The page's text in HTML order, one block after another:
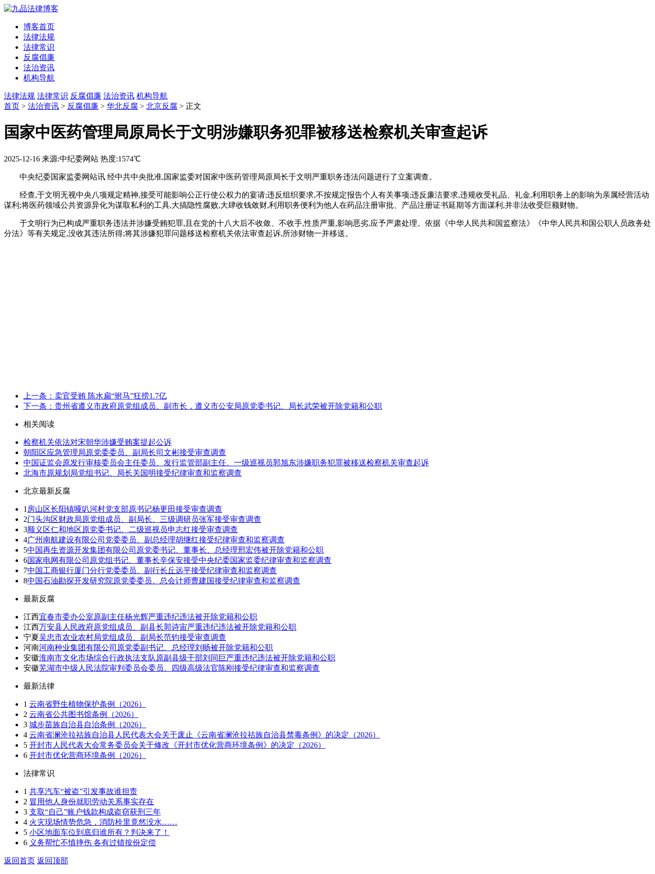
博客首页
法律法规
法律常识
反腐倡廉
法治资讯
机构导航
法律法规 法律常识 反腐倡廉 法治资讯 机构导航
首页 > 法治资讯 > 反腐倡廉 > 华北反腐 > 北京反腐 > 正文
国家中医药管理局原局长于文明涉嫌职务犯罪被移送检察机关审查起诉
2025-12-16 来源:中纪委网站 热度:1574℃
中央纪委国家监委网站讯 经中共中央批准,国家监委对国家中医药管理局原局长于文明严重职务违法问题进行了立案调查。
经查,于文明无视中央八项规定精神,接受可能影响公正行使公权力的宴请;违反组织要求,不按规定报告个人有关事项;违反廉洁要求,违规收受礼品、礼金,利用职务上的影响为亲属经营活动
谋利;将医药领域公共资源异化为谋取私利的工具,大搞隐性腐败,大肆收钱敛财,利用职务便利为他人在药品注册审批、产品注册证书延期等方面谋利,并非法收受巨额财物。
于文明行为已构成严重职务违法并涉嫌受贿犯罪,且在党的十八大后不收敛、不收手,性质严重,影响恶劣,应予严肃处理。依据《中华人民共和国监察法》《中华人民共和国公职人员政务处
分法》等有关规定,没收其违法所得;将其涉嫌犯罪问题移送检察机关依法审查起诉,所涉财物一并移送。
上一条：卖官受贿 陈水扁“驸马”狂捞1.7亿
下一条：贵州省遵义市政府原党组成员、副市长，遵义市公安局原党委书记、局长武荣被开除党籍和公职
相关阅读
检察机关依法对宋朝华涉嫌受贿案提起公诉
朝阳区应急管理局原党委委员、副局长司文彬接受审查调查
中国证监会原发行审核委员会主任委员、发行监管部副主任、一级巡视员郭旭东涉嫌职务犯罪被移送检察机关审查起诉
北海市原规划局党组书记、局长关国明接受纪律审查和监察调查
北京最新反腐
1 房山区长阳镇哑叭河村党支部原书记杨更田接受审查调查
2门头沟区财政局原党组成员、副局长、三级调研员张军接受审查调查
3顺义区仁和地区原党委书记、二级巡视员申志红接受审查调查
4广州南航建设有限公司党委委员、副总经理胡继红接受纪律审查和监察调查
5中国再生资源开发集团有限公司原党委书记、董事长、总经理邢宏伟被开除党籍和公职
6国家电网有限公司原党组书记、董事长辛保安接受中央纪委国家监委纪律审查和监察调查
7中国工商银行厦门分行党委委员、副行长丘远平接受纪律审查和监察调查
8中国石油勘探开发研究院原党委委员、总会计师曹建国接受纪律审查和监察调查
最新反腐
江西宜春市委办公室原副主任杨光辉严重违纪违法被开除党籍和公职
江西万安县人民政府原党组成员、副县长郭诗宙严重违纪违法被开除党籍和公职
宁夏吴忠市农业农村局党组成员、副局长范钧接受审查调查
河南河南种业集团有限公司原党委副书记、总经理刘旸被开除党籍和公职
安徽淮南市文化市场综合行政执法支队原副县级干部刘同巨严重违纪违法被开除党籍和公职
安徽芜湖市中级人民法院审判委员会委员、四级高级法官陈刚接受纪律审查和监察调查
最新法律
1 云南省野生植物保护条例（2026）
2 云南省公共图书馆条例（2026）
3 城步苗族自治县自治条例（2026）
4 云南省澜沧拉祜族自治县人民代表大会关于废止《云南省澜沧拉祜族自治县禁毒条例》的决定（2026）
5 开封市人民代表大会常务委员会关于修改《开封市优化营商环境条例》的决定（2026）
6 开封市优化营商环境条例（2026）
法律常识
1 共享汽车“被盗”引发事故谁担责
2 冒用他人身份就职劳动关系事实存在
3 支取“自己”账户钱款构成盗窃获刑三年
4 火灾现场情势危急，消防栓里竟然没水……
5 小区地面车位到底归谁所有？判决来了！
6 义务帮忙不慎摔伤 各有过错按份定偿
返回首页 返回顶部